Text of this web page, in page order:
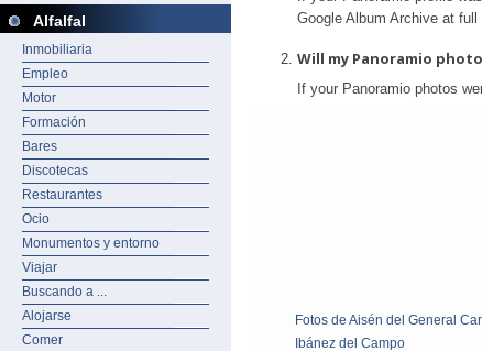
Alfalfal
Inmobiliaria
Empleo
Motor
Formación
Bares
Discotecas
Restaurantes
Ocio
Monumentos y entorno
Viajar
Buscando a ...
Alojarse
Comer
Fotos de Aisén del General
Ibánez del Campo